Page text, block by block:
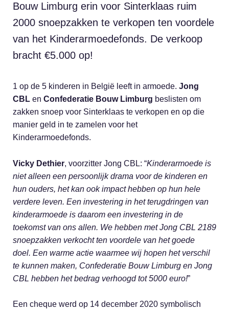
Bouw Limburg erin voor Sinterklaas ruim
2000 snoepzakken te verkopen ten voordele
van het Kinderarmoedefonds. De verkoop
bracht €5.000 op!
1 op de 5 kinderen in België leeft in armoede. Jong
CBL en Confederatie Bouw Limburg beslisten om
zakken snoep voor Sinterklaas te verkopen en op die
manier geld in te zamelen voor het
Kinderarmoedefonds.
Vicky Dethier, voorzitter Jong CBL: “Kinderarmoede is
niet alleen een persoonlijk drama voor de kinderen en
hun ouders, het kan ook impact hebben op hun hele
verdere leven. Een investering in het terugdringen van
kinderarmoede is daarom een investering in de
toekomst van ons allen. We hebben met Jong CBL 2189
snoepzakken verkocht ten voordele van het goede
doel. Een warme actie waarmee wij hopen het verschil
te kunnen maken, Confederatie Bouw Limburg en Jong
CBL hebben het bedrag verhoogd tot 5000 euro!”
Een cheque werd op 14 december 2020 symbolisch